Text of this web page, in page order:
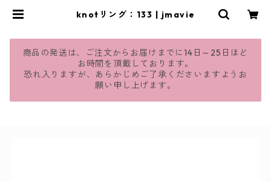
knotリング：133 | jmavie
商品の発送は、ご注文からお届けまでに14日～25日ほど
お時間を頂戴しております。
恐れ入りますが、あらかじめご了承くださいますようお
願い申し上げます。